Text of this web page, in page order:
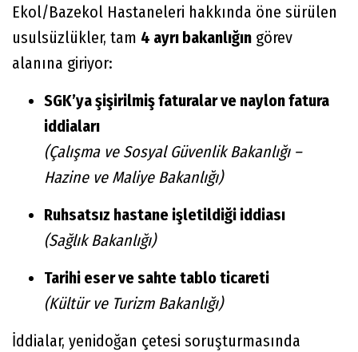
Ekol/Bazekol Hastaneleri hakkında öne sürülen
usulsüzlükler, tam 4 ayrı bakanlığın görev
alanına giriyor:
SGK’ya şişirilmiş faturalar ve naylon fatura
iddiaları
(Çalışma ve Sosyal Güvenlik Bakanlığı –
Hazine ve Maliye Bakanlığı)
Ruhsatsız hastane işletildiği iddiası
(Sağlık Bakanlığı)
Tarihi eser ve sahte tablo ticareti
(Kültür ve Turizm Bakanlığı)
İddialar, yenidoğan çetesi soruşturmasında